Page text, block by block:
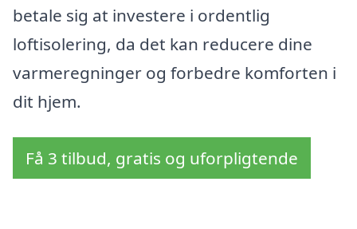
betale sig at investere i ordentlig
loftisolering, da det kan reducere dine
varmeregninger og forbedre komforten i
dit hjem.
Få 3 tilbud, gratis og uforpligtende